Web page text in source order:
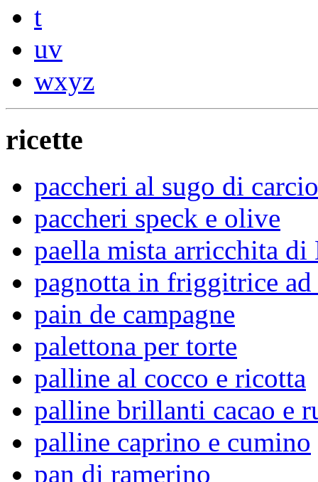
t
uv
wxyz
ricette
paccheri al sugo di
paccheri speck e olive
paella mista arricchita di
pagnotta in friggitrice ad
pain de campagne
palettona per torte
palline al cocco e ricotta
palline brillanti cacao e
palline caprino e cumino
pan di ramerino